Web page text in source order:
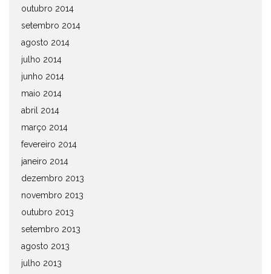
outubro 2014
setembro 2014
agosto 2014
julho 2014
junho 2014
maio 2014
abril 2014
março 2014
fevereiro 2014
janeiro 2014
dezembro 2013
novembro 2013
outubro 2013
setembro 2013
agosto 2013
julho 2013